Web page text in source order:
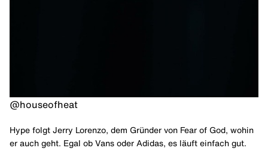
@houseofheat
Hype folgt Jerry Lorenzo, dem Gründer von Fear of God, wohin
er auch geht. Egal ob Vans oder Adidas, es läuft einfach gut.